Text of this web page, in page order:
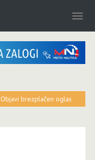
Objavi brezplačen oglas